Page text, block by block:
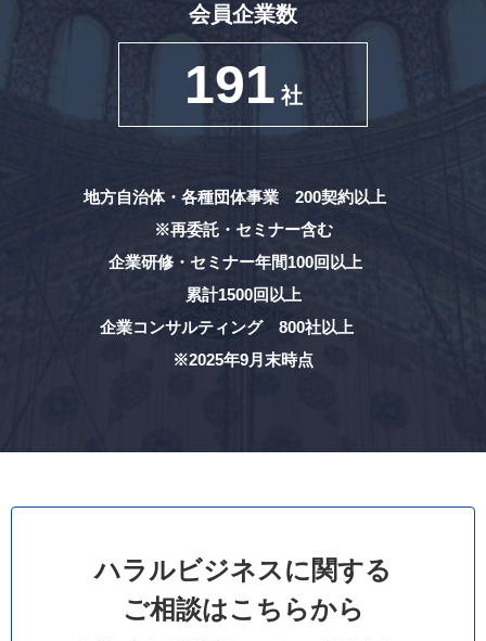
会員企業数
191 社
地方自治体・各種団体事業 200契約以上
※再委託・セミナー含む
企業研修・セミナー年間100回以上
累計1500回以上
企業コンサルティング 800社以上
※2025年9月末時点
ハラルビジネスに関する
ご相談はこちらから